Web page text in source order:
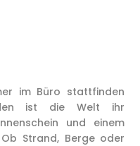
im Büro stattfinden
ist die Welt ihr
und einem
Strand, Berge oder